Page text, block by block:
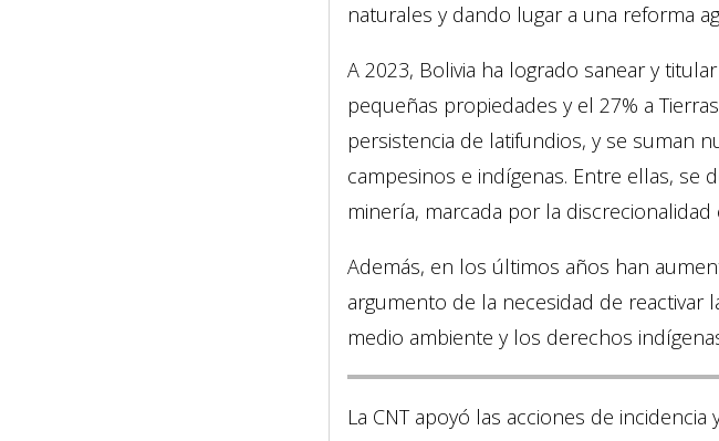
naturales y dando lugar a una reforma
A 2023, Bolivia ha logrado sanear y
pequeñas propiedades y el 27% a
persistencia de latifundios, y se suman
campesinos e indígenas. Entre ellas, se
minería, marcada por la
Además, en los últimos años han
argumento de la necesidad de reactivar
medio ambiente y los derechos
La CNT apoyó las acciones de